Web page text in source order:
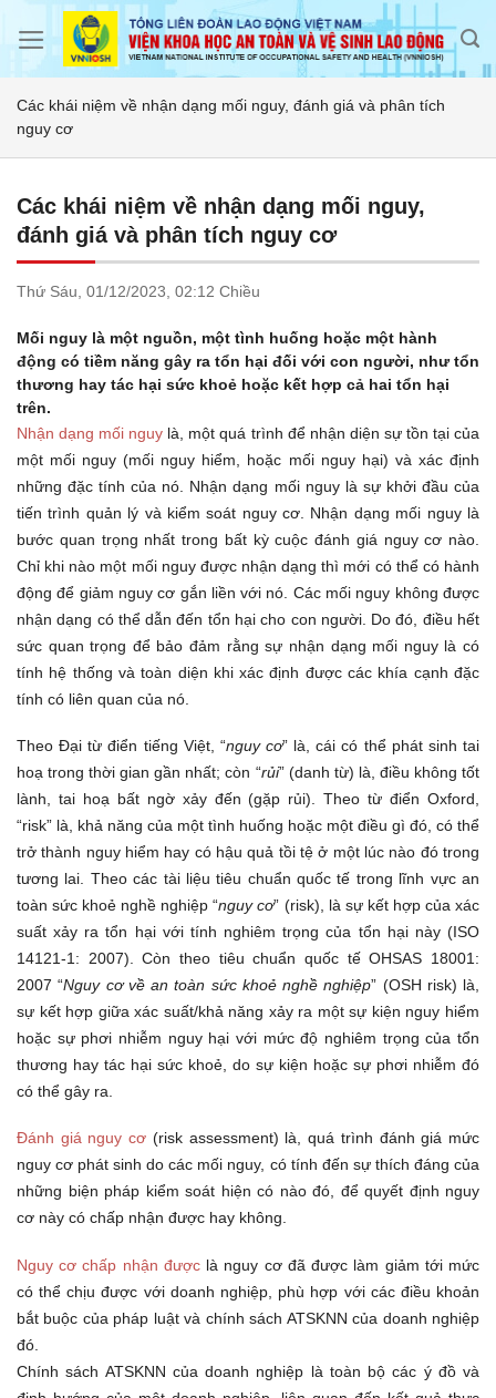
Các khái niệm về nhận dạng mối nguy, đánh giá và phân tích
nguy cơ
Các khái niệm về nhận dạng mối nguy,
đánh giá và phân tích nguy cơ
Thứ Sáu, 01/12/2023, 02:12 Chiều
Mối nguy là một nguồn, một tình huống hoặc một hành
động có tiềm năng gây ra tổn hại đối với con người, như tổn
thương hay tác hại sức khoẻ hoặc kết hợp cả hai tổn hại
trên.
Nhận dạng mối nguy là, một quá trình để nhận diện sự tồn tại của
một mối nguy (mối nguy hiểm, hoặc mối nguy hại) và xác định
những đặc tính của nó. Nhận dạng mối nguy là sự khởi đầu của
tiến trình quản lý và kiểm soát nguy cơ. Nhận dạng mối nguy là
bước quan trọng nhất trong bất kỳ cuộc đánh giá nguy cơ nào.
Chỉ khi nào một mối nguy được nhận dạng thì mới có thể có hành
động để giảm nguy cơ gắn liền với nó. Các mối nguy không được
nhận dạng có thể dẫn đến tổn hại cho con người. Do đó, điều hết
sức quan trọng để bảo đảm rằng sự nhận dạng mối nguy là có
tính hệ thống và toàn diện khi xác định được các khía cạnh đặc
tính có liên quan của nó.
Theo Đại từ điển tiếng Việt, “nguy cơ” là, cái có thể phát sinh tai
hoạ trong thời gian gần nhất; còn “rủi” (danh từ) là, điều không tốt
lành, tai hoạ bất ngờ xảy đến (gặp rủi). Theo từ điển Oxford,
“risk” là, khả năng của một tình huống hoặc một điều gì đó, có thể
trở thành nguy hiểm hay có hậu quả tồi tệ ở một lúc nào đó trong
tương lai. Theo các tài liệu tiêu chuẩn quốc tế trong lĩnh vực an
toàn sức khoẻ nghề nghiệp “nguy cơ” (risk), là sự kết hợp của xác
suất xảy ra tổn hại với tính nghiêm trọng của tổn hại này (ISO
14121-1: 2007). Còn theo tiêu chuẩn quốc tế OHSAS 18001:
2007 “Nguy cơ về an toàn sức khoẻ nghề nghiệp” (OSH risk) là,
sự kết hợp giữa xác suất/khả năng xảy ra một sự kiện nguy hiểm
hoặc sự phơi nhiễm nguy hại với mức độ nghiêm trọng của tổn
thương hay tác hại sức khoẻ, do sự kiện hoặc sự phơi nhiễm đó
có thể gây ra.
Đánh giá nguy cơ (risk assessment) là, quá trình đánh giá mức
nguy cơ phát sinh do các mối nguy, có tính đến sự thích đáng của
những biện pháp kiểm soát hiện có nào đó, để quyết định nguy
cơ này có chấp nhận được hay không.
Nguy cơ chấp nhận đượclà nguy cơ đã được làm giảm tới mức
có thể chịu được với doanh nghiệp, phù hợp với các điều khoản
bắt buộc của pháp luật và chính sách ATSKNN của doanh nghiệp
đó.
Chính sách ATSKNN của doanh nghiệp là toàn bộ các ý đồ và